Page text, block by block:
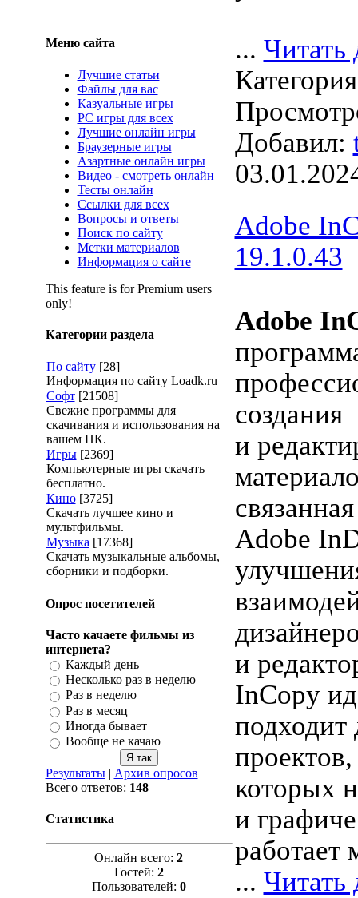
Меню сайта
Лучшие статьи
Файлы для вас
Казуальные игры
PC игры для всех
Лучшие онлайн игры
Браузерные игры
Азартные онлайн игры
Видео - смотреть онлайн
Тесты онлайн
Ссылки для всех
Вопросы и ответы
Поиск по сайту
Метки материалов
Информация о сайте
This feature is for Premium users
only!
Категории раздела
По сайту [28]
Информация по сайту Loadk.ru
Софт [21508]
Свежие программы для
скачивания и использования на
вашем ПК.
Игры [2369]
Компьютерные игры скачать
бесплатно.
Кино [3725]
Скачать лучшее кино и
мультфильмы.
Музыка [17368]
Скачать музыкальные альбомы,
сборники и подборки.
Опрос посетителей
Часто качаете фильмы из
интернета?
Каждый день
Несколько раз в неделю
Раз в неделю
Раз в месяц
Иногда бывает
Вообще не качаю
Результаты| Архив опросов
Всего ответов: 148
Статистика
Онлайн всего: 2
Гостей: 2
Пользователей: 0
... Читать
Добавил:
Adobe
19.1.0.43
Adobe
создания
и
Adobe
и
InCopy
подходит
которых
и
работает
... Читать